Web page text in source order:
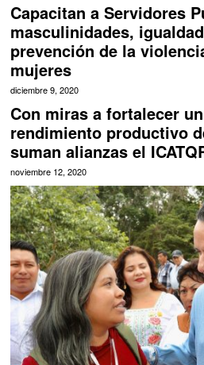
Capacitan a Servidores
masculinidades,
prevención de la
mujeres
diciembre 9, 2020
Con miras a fortalecer
rendimiento productivo
suman alianzas el
noviembre 12, 2020